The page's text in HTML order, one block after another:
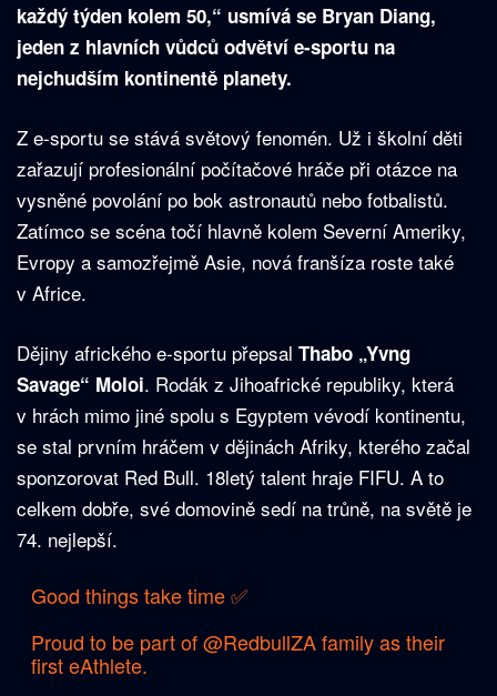
každý týden kolem 50,“ usmívá se Bryan Diang,
jeden z hlavních vůdců odvětví e-sportu na
nejchudším kontinentě planety.
Z e-sportu se stává světový fenomén. Už i školní děti
zařazují profesionální počítačové hráče při otázce na
vysněné povolání po bok astronautů nebo fotbalistů.
Zatímco se scéna točí hlavně kolem Severní Ameriky,
Evropy a samozřejmě Asie, nová franšíza roste také
v Africe.
Dějiny afrického e-sportu přepsal Thabo „Yvng
Savage“ Moloi. Rodák z Jihoafrické republiky, která
v hrách mimo jiné spolu s Egyptem vévodí kontinentu,
se stal prvním hráčem v dějinách Afriky, kterého začal
sponzorovat Red Bull. 18letý talent hraje FIFU. A to
celkem dobře, své domovině sedí na trůně, na světě je
74. nejlepší.
Good things take time ✅
Proud to be part of@RedbullZAfamily as their
first eAthlete.